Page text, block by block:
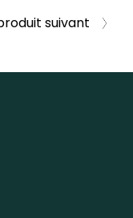
suivant